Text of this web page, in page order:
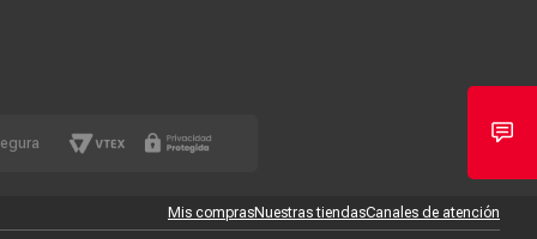
Mis comprasNuestras tiendasCanales de atención